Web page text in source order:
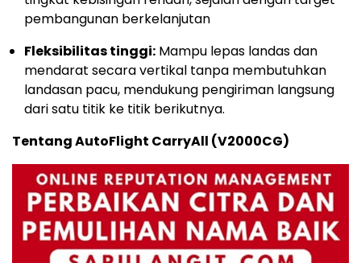
pembangunan berkelanjutan
Fleksibilitas tinggi: Mampu lepas landas dan
mendarat secara vertikal tanpa membutuhkan
landasan pacu, mendukung pengiriman langsung
dari satu titik ke titik berikutnya.
Tentang AutoFlight CarryAll (V2000CG)